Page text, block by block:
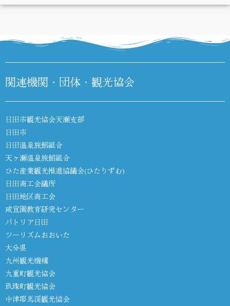
DIARY
関連機関・団体・観光協会
日田市観光協会天瀬支部
日田市
日田温泉旅館組合
天ヶ瀬温泉旅館組合
ひた産業観光推進協議会(ひたりずむ)
日田商工会議所
日田地区商工会
咸宜園教育研究センター
パトリア日田
ツーリズムおおいた
大分県
九州観光機構
九重町観光協会
玖珠町観光協会
中津耶馬渓観光協会